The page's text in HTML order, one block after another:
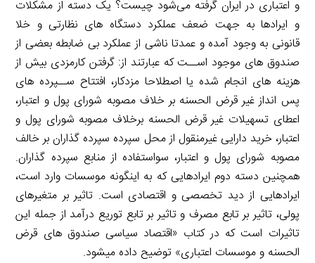
و اعتباری در ایران گرفته می‌شود چیست؟ یک دسته از مشکلات
و ایرادها به جهت ضعف عملکرد دستگاه های نظارتی و خلا
قانونی به وجود آمده و عمدتا ناشی از عملکرد بی ضابطه بعضی از
صندوق های موجود اســت که عبارتند از: گرفتن کارمزدی بیش از
هزینه های انجام شده یا اصطلاحا مزدکار، افتتاح ســپرده های
پس انداز غیر قرض الحسنه بر خلاف مصوبه شورای پول و اعتبار،
اعطای تسهیلات غیر قرض الحسنه برخلاف مصوبه شورای پول و
اعتبار، خرید دارایی غیرمنقول از محل سپرده سپرده گذاران بر خالف
مصوبه شورای پول و اعتبار، سواستفاده از منابع سپرده گذاران.
همچنین دسته دوم ایرادهایی که به اینگونه موسسات وارد است،
ایرادهایی از دید تخصصی و اقتصادی است. تاثیر بر متغیرهای
پولی، تاثیر بر تابع مصرف و تاثیر بر تابع توریع درآمد از جمله این
تاثیرات است که در کتاب «اقتصاد سیاسی صندوق های قرض
الحسنه و موسسات اعتباری» توضیح داده میشود.